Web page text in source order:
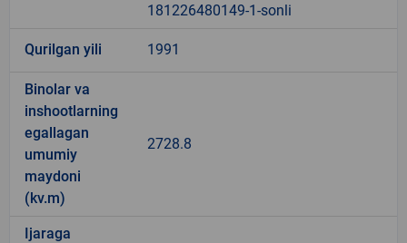
181226480149-1-sonli
Qurilgan yili 1991
Binolar va
inshootlarning
egallagan
umumiy
maydoni
(kv.m)
2728.8
Ijaraga